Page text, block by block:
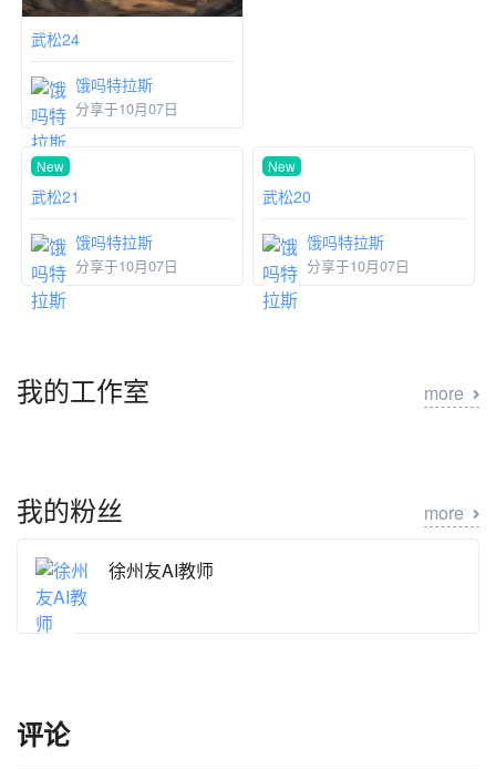
武松24
饿吗特拉斯
分享于10月07日
New
武松21
New
武松20
饿吗特拉斯
分享于10月07日
我的工作室